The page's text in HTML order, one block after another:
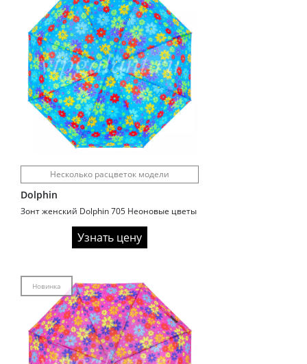
Несколько расцветок модели
Dolphin
Зонт женский Dolphin 705 Неоновые цветы
Узнать цену
Новинка